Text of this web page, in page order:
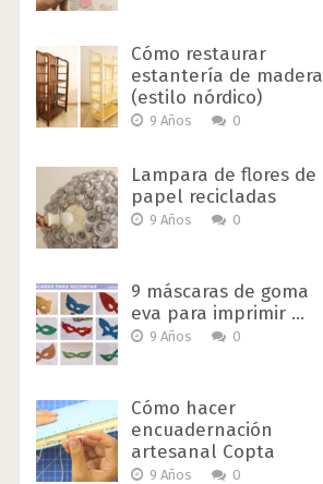
Cómo restaurar
estantería de madera
(estilo nórdico)
9 Años 0
Lampara de flores de
papel recicladas
9 Años 0
9 máscaras de goma
eva para imprimir …
9 Años 0
Cómo hacer
encuadernación
artesanal Copta
9 Años 0